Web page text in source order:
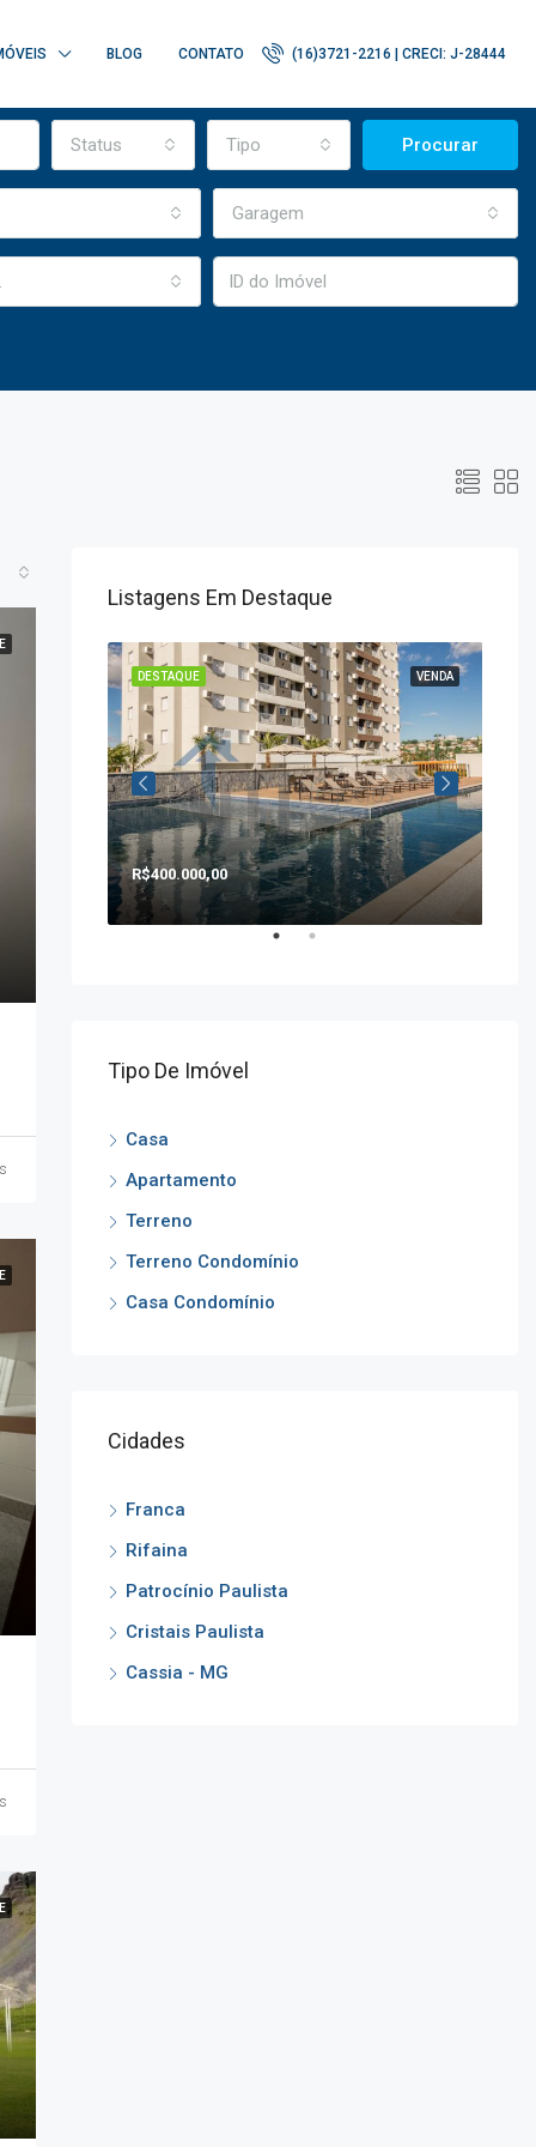
BLOG CONTATO (16)3721-2216 | CRECI: J-28444
Status Tipo Procurar
Garagem
Listagens Em Destaque
VENDA
DESTAQUE
R$400.000,00
Tipo De Imóvel
Casa
Apartamento
Terreno
Terreno Condomínio
Casa Condomínio
Cidades
Franca
Rifaina
Patrocínio Paulista
Cristais Paulista
Cassia - MG